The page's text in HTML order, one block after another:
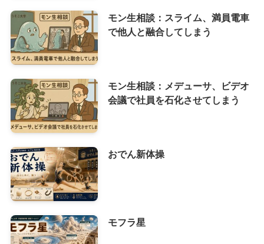
モン生相談：スライム、満員電車
で他人と融合してしまう
モン生相談：メデューサ、ビデオ
会議で社員を石化させてしまう
おでん新体操
モフラ星